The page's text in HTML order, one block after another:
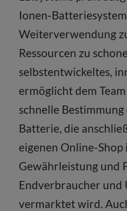
Ionen-
Weiterverwendung
Ressourcen zu
selbstentwickeltes,
ermöglicht dem
schnelle
Batterie, die
eigenen Online-Shop
Gewährleistung und
Endverbraucher und
vermarktet wird.